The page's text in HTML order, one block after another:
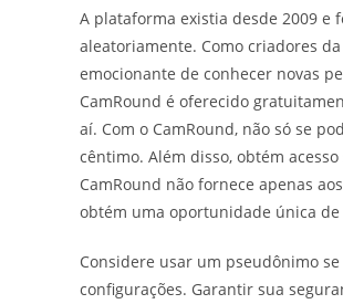
A plataforma existia desde 2009 e
aleatoriamente. Como criadores
emocionante de conhecer novas
CamRound é oferecido
aí. Com o CamRound, não só se
cêntimo. Além disso, obtém
CamRound não fornece apenas
obtém uma oportunidade única
Considere usar um pseudônimo
configurações. Garantir sua